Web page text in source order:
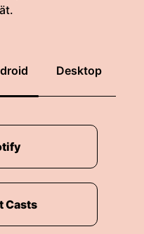
Desktop
Casts